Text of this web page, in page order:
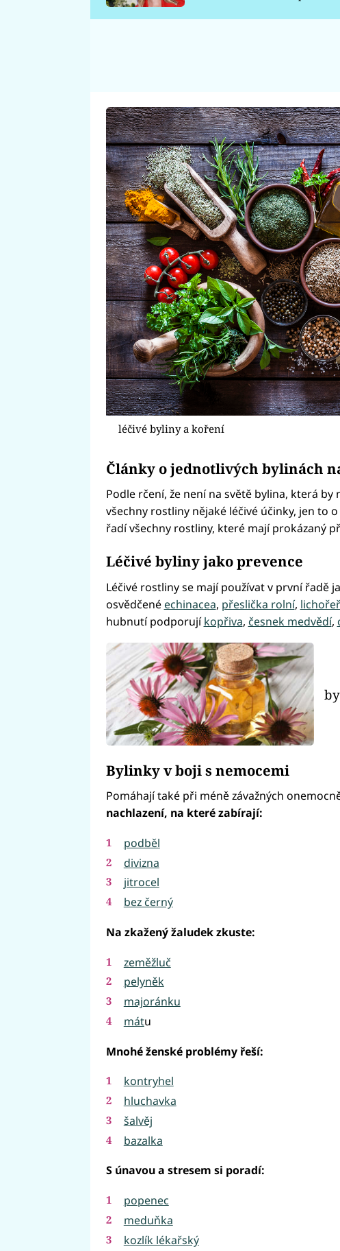
léčivé byliny a koření
Články o jednotlivých bylinách
Podle rčení, že není na světě bylina, která
všechny rostliny nějaké léčivé účinky, jen to
řadí všechny rostliny, které mají prokázaný
Léčivé byliny jako prevence
Léčivé rostliny se mají používat v první řadě
osvědčené echinacea, přeslička rolní,
hubnutí podporujíkopřiva, česnek medvědí,
Bylinky v boji s nemocemi
Pomáhají také při méně závažných
nachlazení, na které zabírají:
podběl
divizna
jitrocel
bez černý
Na zkažený žaludek zkuste:
zeměžluč
pelyněk
majoránku
mátu
Mnohé ženské problémy řeší:
kontryhel
hluchavka
šalvěj
bazalka
S únavou a stresem si poradí:
popenec
meduňka
kozlík lékařský